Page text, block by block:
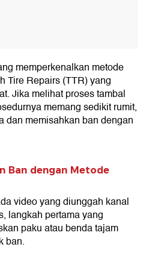
memperkenalkan metode
Tire Repairs (TTR) yang
Jika melihat proses tambal
memang sedikit rumit,
dan memisahkan ban dengan
Ban dengan Metode
video yang diunggah kanal
langkah pertama yang
paku atau benda tajam
ban.